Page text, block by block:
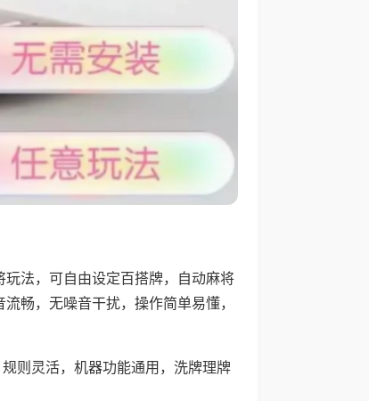
玩法，可自由设定百搭牌，自动麻将
畅，无噪音干扰，操作简单易懂，
则灵活，机器功能通用，洗牌理牌